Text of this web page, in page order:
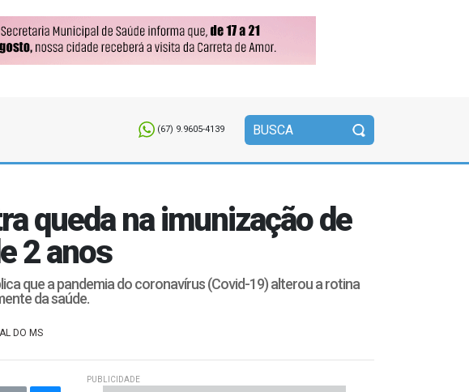
(67) 9.9605-4139
queda na imunização de
2 anos
que a pandemia do coronavírus (Covid-19) alterou a rotina
da saúde.
DO MS
PUBLICIDADE